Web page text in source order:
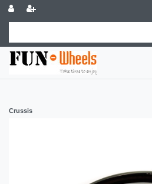
Crussis